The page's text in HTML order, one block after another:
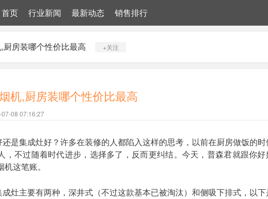
首页 行业新闻 最新动态 销售排行
厨房装哪个性价比最高 +关注
机,厨房装哪个性价比最高
08 07:16:27
是集成灶好？许多在装修的人都陷入这样的思考，以前在厨房做饭的时
，不过随着时代进步，选择多了，反而更纠结。今天，普森君就跟你好
这笔账。
成灶主要有两种，深井式（不过这款基本已被淘汰）和侧吸下排式，以